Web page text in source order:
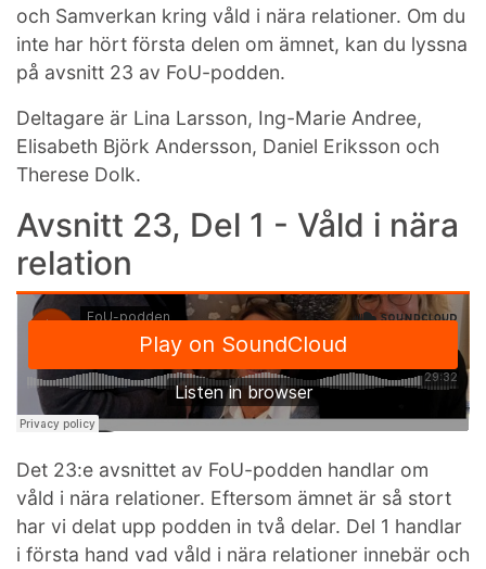
och Samverkan kring våld i nära relationer. Om du
inte har hört första delen om ämnet, kan du lyssna
på avsnitt 23 av FoU-podden.
Deltagare är Lina Larsson, Ing-Marie Andree,
Elisabeth Björk Andersson, Daniel Eriksson och
Therese Dolk.
Avsnitt 23, Del 1 - Våld i nära
relation
Det 23:e avsnittet av FoU-podden handlar om
våld i nära relationer. Eftersom ämnet är så stort
har vi delat upp podden in två delar. Del 1 handlar
i första hand vad våld i nära relationer innebär och